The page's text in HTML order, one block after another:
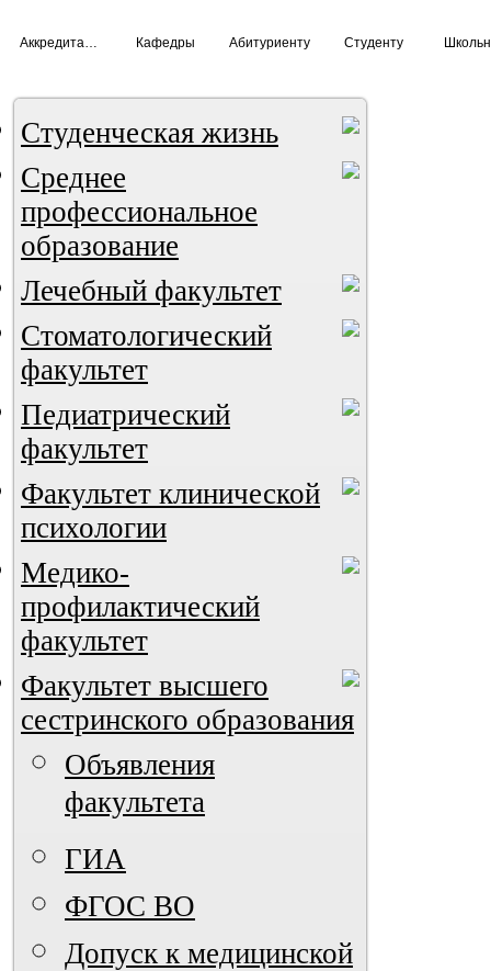
Кафедры Абитуриенту Студенту
Студенческая жизнь
ВИА "Полигон"
Среднее
профессиональное
образование
Лечебный факультет
Стоматологический
факультет
Педиатрический
факультет
Факультет клинической
психологии
Медико-
профилактический
факультет
Факультет высшего
сестринского образования
Объявления
факультета
ГИА
ФГОС ВО
Допуск к медицинской